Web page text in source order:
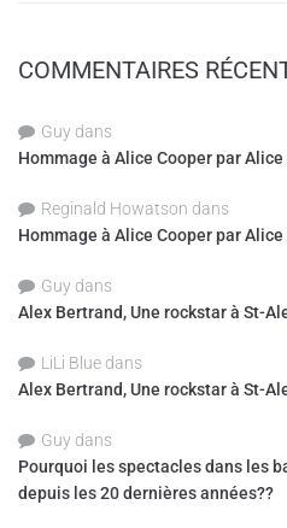
COMMENTAIRES
Guy dans
Hommage à Alice Cooper par
Reginald Howatson dans
Hommage à Alice Cooper par
Guy dans
Alex Bertrand, Une rockstar à St-
LiLi Blue dans
Alex Bertrand, Une rockstar à St-
Guy dans
Pourquoi les spectacles dans les
depuis les 20 dernières années??